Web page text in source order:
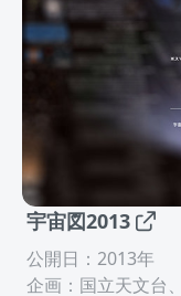
宇宙図2013
公開日：2013年
企画：国立天文台